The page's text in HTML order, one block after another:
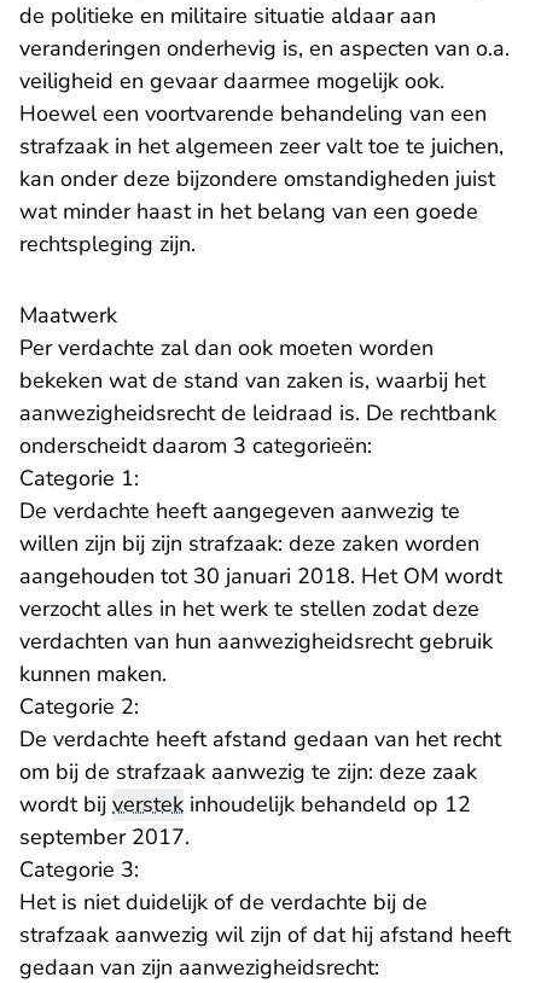
de politieke en militaire situatie aldaar aan
veranderingen onderhevig is, en aspecten van o.a.
veiligheid en gevaar daarmee mogelijk ook.
Hoewel een voortvarende behandeling van een
strafzaak in het algemeen zeer valt toe te juichen,
kan onder deze bijzondere omstandigheden juist
wat minder haast in het belang van een goede
rechtspleging zijn.
Maatwerk
Per verdachte zal dan ook moeten worden
bekeken wat de stand van zaken is, waarbij het
aanwezigheidsrecht de leidraad is. De rechtbank
onderscheidt daarom 3 categorieën:
Categorie 1:
De verdachte heeft aangegeven aanwezig te
willen zijn bij zijn strafzaak: deze zaken worden
aangehouden tot 30 januari 2018. Het OM wordt
verzocht alles in het werk te stellen zodat deze
verdachten van hun aanwezigheidsrecht gebruik
kunnen maken.
Categorie 2:
De verdachte heeft afstand gedaan van het recht
om bij de strafzaak aanwezig te zijn: deze zaak
wordt bij verstek inhoudelijk behandeld op 12
september 2017.
Categorie 3:
Het is niet duidelijk of de verdachte bij de
strafzaak aanwezig wil zijn of dat hij afstand heeft
gedaan van zijn aanwezigheidsrecht: